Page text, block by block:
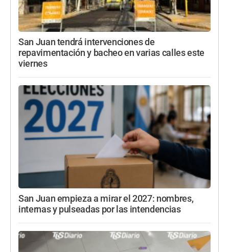
San Juan tendrá intervenciones de
repavimentación y bacheo en varias calles este
viernes
San Juan empieza a mirar el 2027: nombres,
internas y pulseadas por las intendencias